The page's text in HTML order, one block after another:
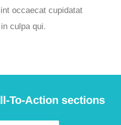
occaecat cupidatat
culpa qui.
To-Action sections